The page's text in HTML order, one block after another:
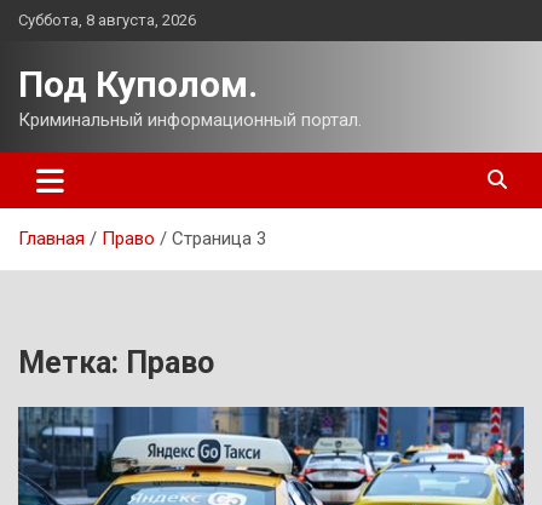
Перейти
Суббота, 8 августа, 2026
Под Куполом.
Криминальный информационный портал.
Главная Право Страница 3
Метка: Право